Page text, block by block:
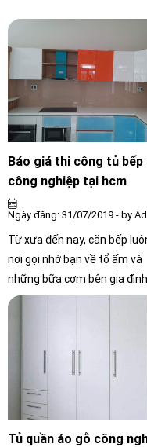
Báo giá thi công tủ bếp
công nghiệp tại hcm
Ngày đăng: 31/07/2019 - by
Từ xưa đến nay, căn bếp
nơi gọi nhớ bạn về tổ ấm và
những bữa cơm bên gia
không những thế, căn bếp
mắn và sức khỏe cho những
thành viên trong gia đình. vì
các mẫu tủ bếp gỗ cao cấp
nhiều khách hàng ưa
trang hoàng cho không gian
Tủ quần áo gỗ công